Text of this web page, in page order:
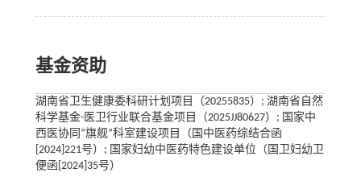
基金资助
湖南省卫生健康委科研计划项目（20255835）; 湖南省自然
科学基金-医卫行业联合基金项目（2025JJ80627）; 国家中
西医协同“旗舰”科室建设项目（国中医药综结合函
[2024]221号）; 国家妇幼中医药特色建设单位（国卫妇幼卫
便函[2024]35号）